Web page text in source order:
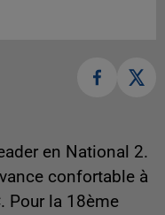
en National 2.
confortable à
Pour la 18ème